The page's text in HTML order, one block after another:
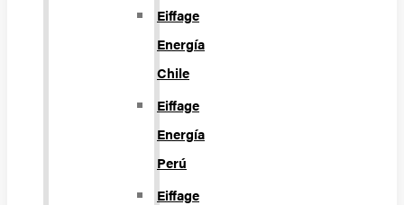
Eiffage
Energía
Chile
Eiffage
Energía
Perú
Eiffage